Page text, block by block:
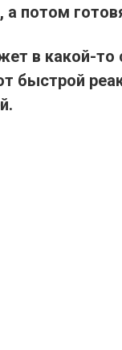
а потом
в какой-то
быстрой